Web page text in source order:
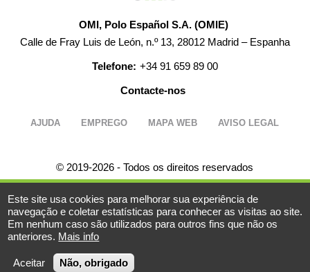
OMI, Polo Español S.A. (OMIE)
Calle de Fray Luis de León, n.º 13, 28012 Madrid – Espanha
Telefone: +34 91 659 89 00
Contacte-nos
© 2019-2026 - Todos os direitos reservados
AJUDA EMPREGO MAPA WEB AVISO LEGAL
Este site usa cookies para melhorar sua experiência de
navegação e coletar estatísticas para conhecer as visitas ao site.
Em nenhum caso são utilizados para outros fins que não os
anteriores. Mais info
Aceitar Não, obrigado